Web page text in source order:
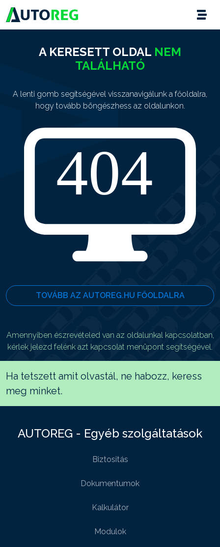
A KERESETT OLDAL NEM
TALÁLHATÓ
A lenti gomb segítségével visszanavigálunk a főoldalra,
hogy tovább böngészhess az oldalunkon.
TOVÁBB AZ AUTOREG.HU FŐOLDALRA
Amennyiben észrevételed van az oldalunkal kapcsolatban,
kérlek jelezd felénk azt kapcsolat menüpont segítségével.
Ha tetszett amit olvastál, ne habozz, keress
meg minket.
AUTOREG - Egyéb szolgáltatások
Biztositás
Dokumentumok
Kalkulátor
Modulok